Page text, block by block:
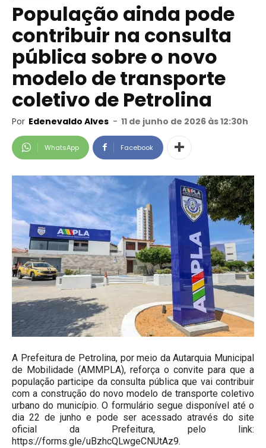
População ainda pode
contribuir na consulta
pública sobre o novo
modelo de transporte
coletivo de Petrolina
Por Edenevaldo Alves - 11 de junho de 2026 às 12:30h
WhatsApp Facebook
A Prefeitura de Petrolina, por meio da Autarquia Municipal
de Mobilidade (AMMPLA), reforça o convite para que a
população participe da consulta pública que vai contribuir
com a construção do novo modelo de transporte coletivo
urbano do município. O formulário segue disponível até o
dia 22 de junho e pode ser acessado através do site
oficial da Prefeitura, pelo link:
https://forms.gle/uBzhcQLwgeCNUtAz9.